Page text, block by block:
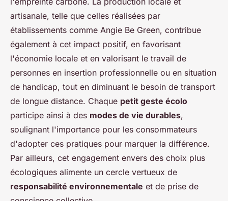
artisanale, telle que celles réalisées par
établissements comme Angie Be Green, contribue
également à cet impact positif, en favorisant
l'économie locale et en valorisant le travail de
personnes en insertion professionnelle ou en situation
de handicap, tout en diminuant le besoin de transport
de longue distance. Chaque petit geste écolo
participe ainsi à des modes de vie durables,
soulignant l'importance pour les consommateurs
d'adopter ces pratiques pour marquer la différence.
Par ailleurs, cet engagement envers des choix plus
écologiques alimente un cercle vertueux de
responsabilité environnementale et de prise de